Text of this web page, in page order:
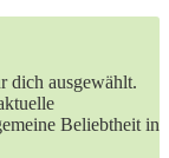
Beliebtheit in